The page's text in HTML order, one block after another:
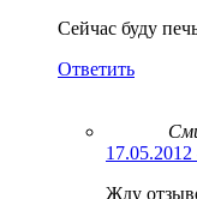
Сейчас буду
Ответить
Жду